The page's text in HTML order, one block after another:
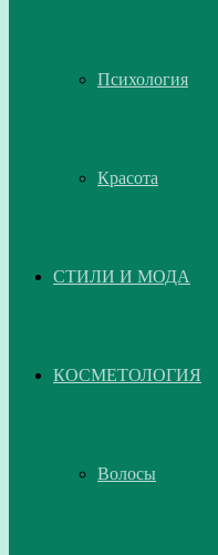
Психология
Красота
СТИЛИ И МОДА
КОСМЕТОЛОГИЯ
Волосы